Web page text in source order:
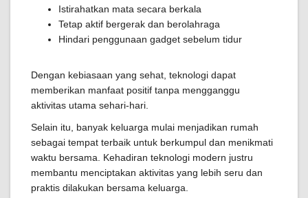
Istirahatkan mata secara berkala
Tetap aktif bergerak dan berolahraga
Hindari penggunaan gadget sebelum tidur
Dengan kebiasaan yang sehat, teknologi dapat
memberikan manfaat positif tanpa mengganggu
aktivitas utama sehari-hari.
Selain itu, banyak keluarga mulai menjadikan rumah
sebagai tempat terbaik untuk berkumpul dan menikmati
waktu bersama. Kehadiran teknologi modern justru
membantu menciptakan aktivitas yang lebih seru dan
praktis dilakukan bersama keluarga.